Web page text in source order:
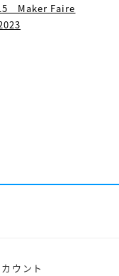
Maker Faire
ウント